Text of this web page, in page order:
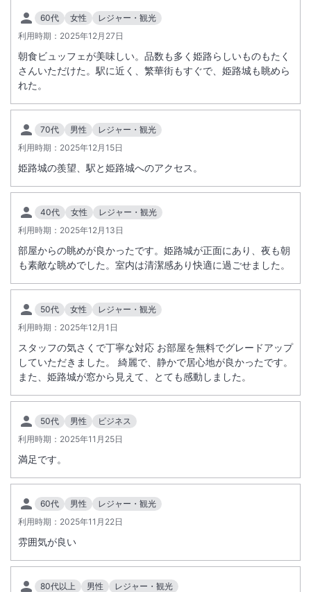
●ただし衛生維持管理のため、清掃のご希望がない場合でも、3日に1回
はお部屋の清掃をさせていただきます。
※重要なお知らせです。必ず続きをご確認ください。
60代 女性
レジャー・観光
利用時期： 2025年12月27日
朝食ビュッフェが美味しい。品数も多く姫路らしいものもたく
さんいただけた。駅に近く、繁華街もすぐで、姫路城も眺めら
れた。
70代 男性
レジャー・観光
利用時期： 2025年12月15日
姫路城の羨望、駅と姫路城へのアクセス。
40代 女性
レジャー・観光
利用時期： 2025年12月13日
部屋からの眺めが良かったです。姫路城が正面にあり、夜も朝
も素敵な眺めでした。室内は清潔感あり快適に過ごせました。
50代 女性
レジャー・観光
利用時期： 2025年12月1日
スタッフの気さくで丁寧な対応 お部屋を無料でグレードアップ
していただきました。 綺麗で、静かで居心地が良かったです。
また、姫路城が窓から見えて、とても感動しました。
50代 男性
ビジネス
利用時期： 2025年11月25日
満足です。
60代 男性
レジャー・観光
利用時期： 2025年11月22日
雰囲気が良い
80代以上 男性
レジャー・観光